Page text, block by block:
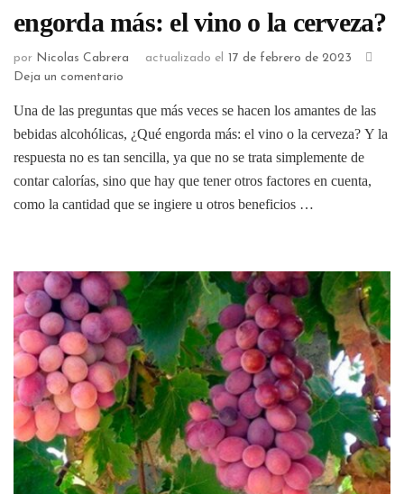
engorda más: el vino o la cerveza?
por Nicolas Cabrera actualizado el 17 de febrero de 2023
Deja un comentario
Una de las preguntas que más veces se hacen los amantes de las
bebidas alcohólicas, ¿Qué engorda más: el vino o la cerveza? Y la
respuesta no es tan sencilla, ya que no se trata simplemente de
contar calorías, sino que hay que tener otros factores en cuenta,
como la cantidad que se ingiere u otros beneficios …